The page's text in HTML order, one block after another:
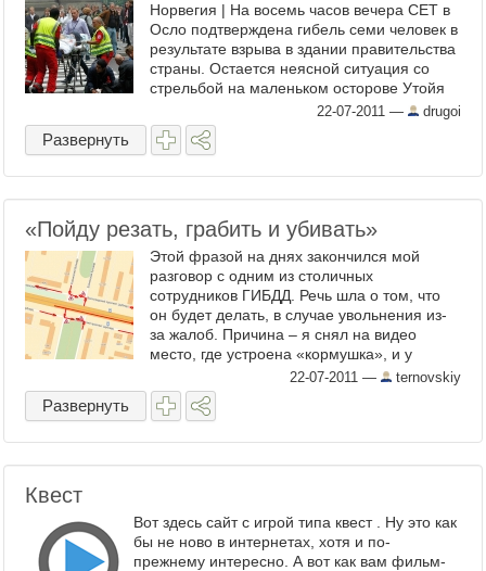
Норвегия | На восемь часов вечера CET в
Осло подтверждена гибель семи человек в
результате взрыва в здании правительства
страны. Остается неясной ситуация со
стрельбой на маленьком осторове Утойя
(Utøya), где человек, одетый ...
22-07-2011 — drugoi
Развернуть
«Пойду резать, грабить и убивать»
Этой фразой на днях закончился мой
разговор с одним из столичных
сотрудников ГИБДД. Речь шла о том, что
он будет делать, в случае увольнения из-
за жалоб. Причина – я снял на видео
место, где устроена «кормушка», и у
людей забирают права. Сказанное, ...
22-07-2011 — ternovskiy
Развернуть
Квест
Вот здесь сайт с игрой типа квест . Ну это как
бы не ново в интернетах, хотя и по-
прежнему интересно. А вот как вам фильм-